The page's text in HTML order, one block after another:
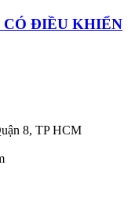
CÓ ĐIỀU KHIỂN
8, TP HCM